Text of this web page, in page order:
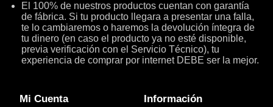
El 100% de nuestros productos cuentan con garantía
de fábrica. Si tu producto llegara a presentar una falla,
te lo cambiaremos o haremos la devolución íntegra de
tu dinero (en caso el producto ya no esté disponible,
previa verificación con el Servicio Técnico), tu
experiencia de comprar por internet DEBE ser la mejor.
Mi Cuenta Información